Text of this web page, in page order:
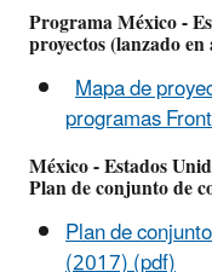
Programa México -
proyectos(lanzado
Mapa de
programas
México - Estados
Plan de conjunto de
Plan de
(2017) (pdf)